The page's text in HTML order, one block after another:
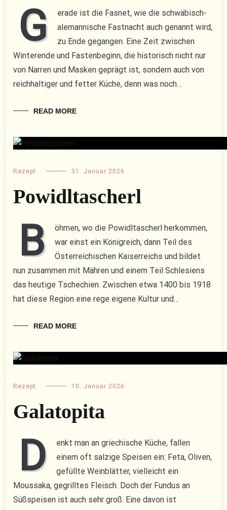
G
erade ist die Fasnet, wie die schwäbisch-
alemannische Fastnacht auch genannt wird,
zu Ende gegangen. Eine Zeit zwischen
Winterende und Fastenbeginn, die historisch nicht nur
von Narren und Masken geprägt ist, sondern auch von
reichhaltiger und fetter Küche, denn was noch…
READ MORE
Rezept 31. Januar 2026
Powidltascherl
B
öhmen, wo die Powidltascherl herkommen,
war einst ein Königreich, dann Teil des
Österreichischen Kaiserreichs und bildet
nun zusammen mit Mähren und einem Teil Schlesiens
das heutige Tschechien. Zwischen etwa 1400 bis 1918
hat diese Region eine rege eigene Kultur und…
READ MORE
Rezept 10. Januar 2026
Galatopita
D
enkt man an griechische Küche, fallen
einem oft salzige Speisen ein: Feta, Oliven,
gefüllte Weinblätter, vielleicht ein
Moussaka, gegrilltes Fleisch. Doch der Fundus an
Süßspeisen ist auch sehr groß. Eine davon ist